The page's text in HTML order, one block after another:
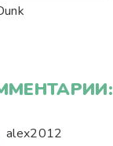
alex2012